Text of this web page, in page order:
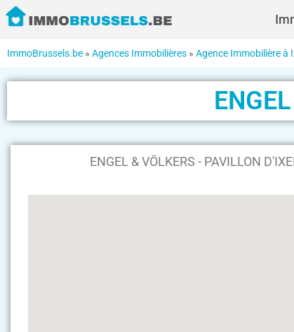
ImmoBrussels.be » Agences Immobilières » Agence Immobilière à
ENGEL & VÖLKERS - PAVILLON